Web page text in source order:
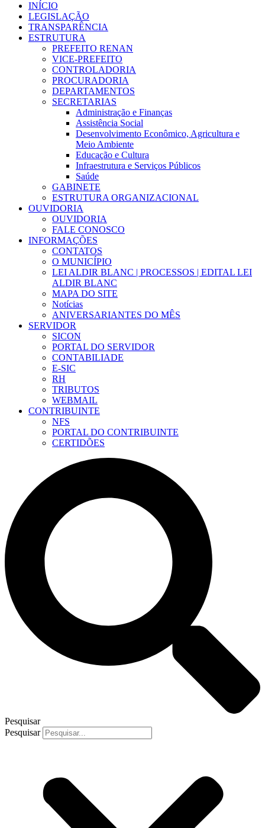
INÍCIO
LEGISLAÇÃO
TRANSPARÊNCIA
ESTRUTURA
PREFEITO RENAN
VICE-PREFEITO
CONTROLADORIA
PROCURADORIA
DEPARTAMENTOS
SECRETARIAS
Administração e Finanças
Assistência Social
Desenvolvimento Econômico, Agricultura e
Meio Ambiente
Educação e Cultura
Infraestrutura e Serviços Públicos
Saúde
GABINETE
ESTRUTURA ORGANIZACIONAL
OUVIDORIA
OUVIDORIA
FALE CONOSCO
INFORMAÇÕES
CONTATOS
O MUNICÍPIO
LEI ALDIR BLANC | PROCESSOS | EDITAL LEI
ALDIR BLANC
MAPA DO SITE
Notícias
ANIVERSARIANTES DO MÊS
SERVIDOR
SICON
PORTAL DO SERVIDOR
CONTABILIADE
E-SIC
RH
TRIBUTOS
WEBMAIL
CONTRIBUINTE
NFS
PORTAL DO CONTRIBUINTE
CERTIDÕES
Pesquisar
Pesquisar